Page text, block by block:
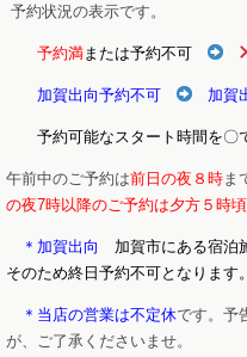
予約状況の表示です。
予約満または予約不可
加賀出向予約不可 加賀
予約可能なスタート時間を〇で
午前中のご予約は前日の夜８時ま
の夜7時以降のご予約は夕方５時
＊加賀出向 加賀市にある宿泊
そのため終日予約不可となります。
＊当店の営業は不定休です。予
が、ご了承くださいませ。